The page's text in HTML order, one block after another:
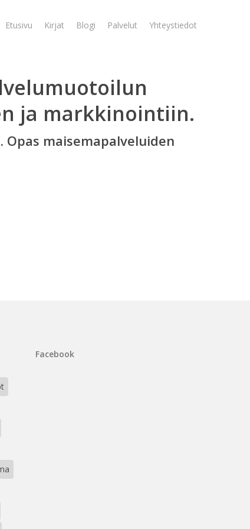
Etusivu Kirjat Blogi Palvelut Yhteystiedot
ja markkinointiin.
Opas maisemapalveluiden
Facebook